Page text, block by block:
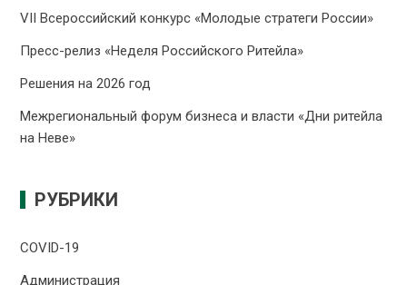
VII Всероссийский конкурс «Молодые стратеги России»
Пресс-релиз «Неделя Российского Ритейла»
Решения на 2026 год
Межрегиональный форум бизнеса и власти «Дни ритейла
на Неве»
РУБРИКИ
COVID-19
Администрация